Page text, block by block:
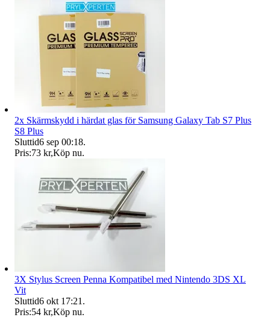
2x Skärmskydd i härdat glas för Samsung Galaxy Tab S7 Plus
S8 Plus
Sluttid6 sep 00:18.
Pris:73 kr,Köp nu.
3X Stylus Screen Penna Kompatibel med Nintendo 3DS XL
Vit
Sluttid6 okt 17:21 .
Pris:54 kr,Köp nu.